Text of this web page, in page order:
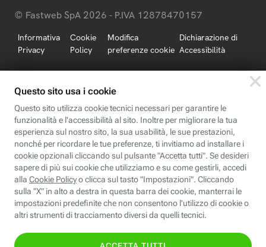
© Fastweb SpA 2026 - P.IVA 12878470157
Informativa
Privacy
Cookie
Policy
Modifica
preferenze cookie
Dichiarazione di
Accessibilità